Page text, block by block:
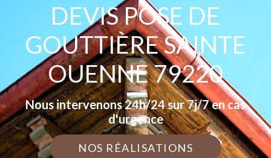
DEVIS POSE DE
GOUTTIÈRE SAINTE
OUENNE 79220
Nous intervenons 24h/24 sur 7j/7 en cas
d'urgence
NOS RÉALISATIONS